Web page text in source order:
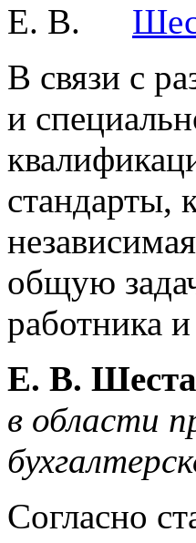
В связи с
и
стандарты,
общую
работника
Е. В.
в области
Согласно